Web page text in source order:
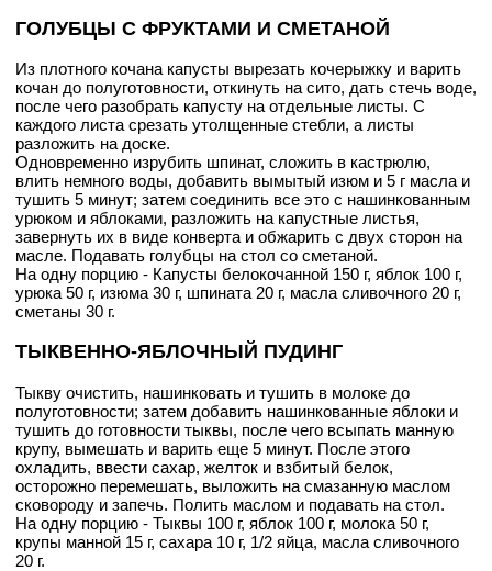
ГОЛУБЦЫ С ФРУКТАМИ И СМЕТАНОЙ
Из плотного кочана капусты вырезать кочерыжку и варить
кочан до полуготовности, откинуть на сито, дать стечь воде,
после чего разобрать капусту на отдельные листы. С
каждого листа срезать утолщенные стебли, а листы
разложить на доске.
Одновременно изрубить шпинат, сложить в кастрюлю,
влить немного воды, добавить вымытый изюм и 5 г масла и
тушить 5 минут; затем соединить все это с нашинкованным
урюком и яблоками, разложить на капустные листья,
завернуть их в виде конверта и обжарить с двух сторон на
масле. Подавать голубцы на стол со сметаной.
На одну порцию - Капусты белокочанной 150 г, яблок 100 г,
урюка 50 г, изюма 30 г, шпината 20 г, масла сливочного 20 г,
сметаны 30 г.
ТЫКВЕННО-ЯБЛОЧНЫЙ ПУДИНГ
Тыкву очистить, нашинковать и тушить в молоке до
полуготовности; затем добавить нашинкованные яблоки и
тушить до готовности тыквы, после чего всыпать манную
крупу, вымешать и варить еще 5 минут. После этого
охладить, ввести сахар, желток и взбитый белок,
осторожно перемешать, выложить на смазанную маслом
сковороду и запечь. Полить маслом и подавать на стол.
На одну порцию - Тыквы 100 г, яблок 100 г, молока 50 г,
крупы манной 15 г, сахара 10 г, 1/2 яйца, масла сливочного
20 г.